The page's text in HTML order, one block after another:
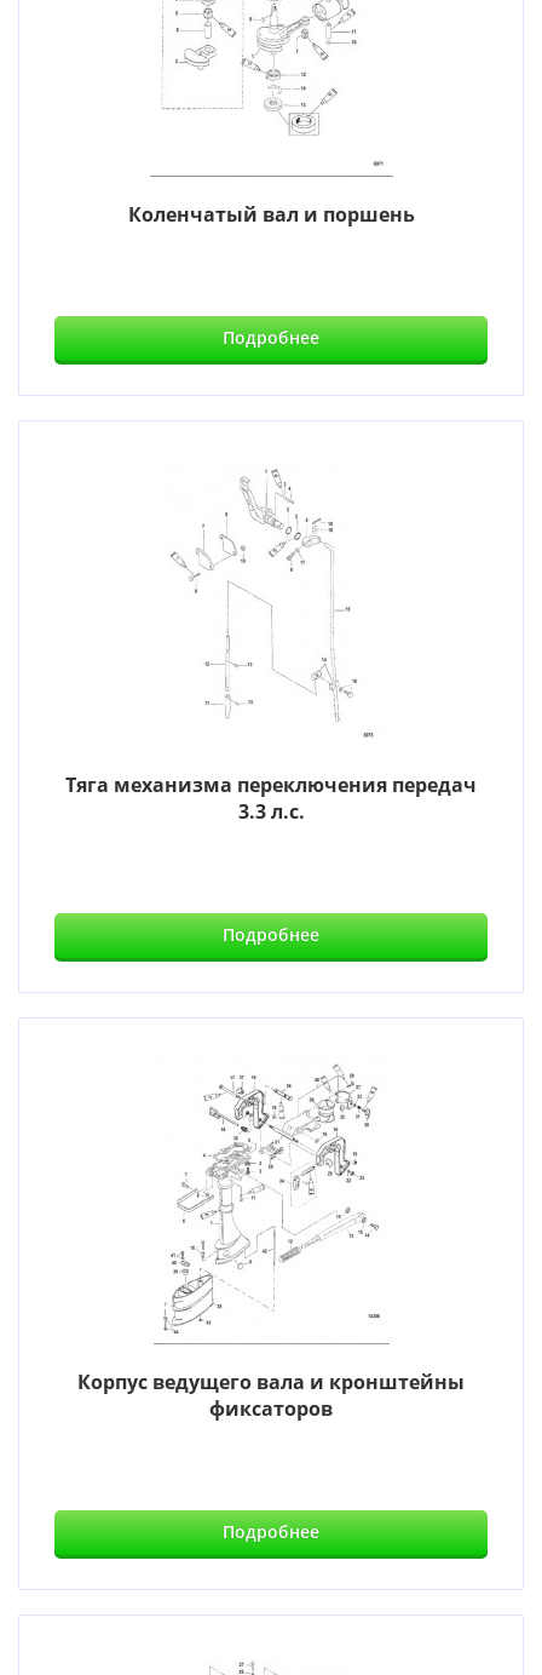
Коленчатый вал и поршень
Подробнее
Тяга механизма переключения передач
3.3 л.с.
Подробнее
Корпус ведущего вала и кронштейны
фиксаторов
Подробнее